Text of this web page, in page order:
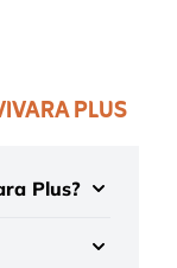
PLUS
Plus?